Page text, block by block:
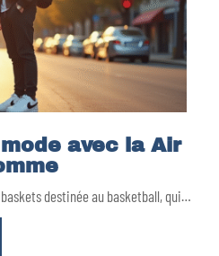
avec la Air
destinée au basketball, qui…